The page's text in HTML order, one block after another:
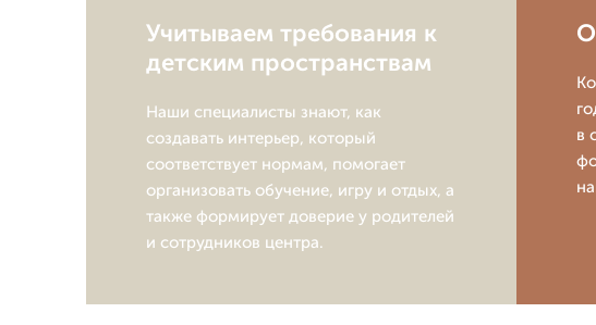
Учитываем требования к
детским пространствам
Наши специалисты знают, как
создавать интерьер, который
соответствует нормам, помогает
организовать обучение, игру и отдых, а
также формирует доверие у родителей
и сотрудников центра.
в